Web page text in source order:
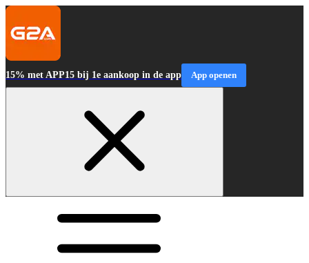
15% met APP15 bij 1e aankoop in de app App openen